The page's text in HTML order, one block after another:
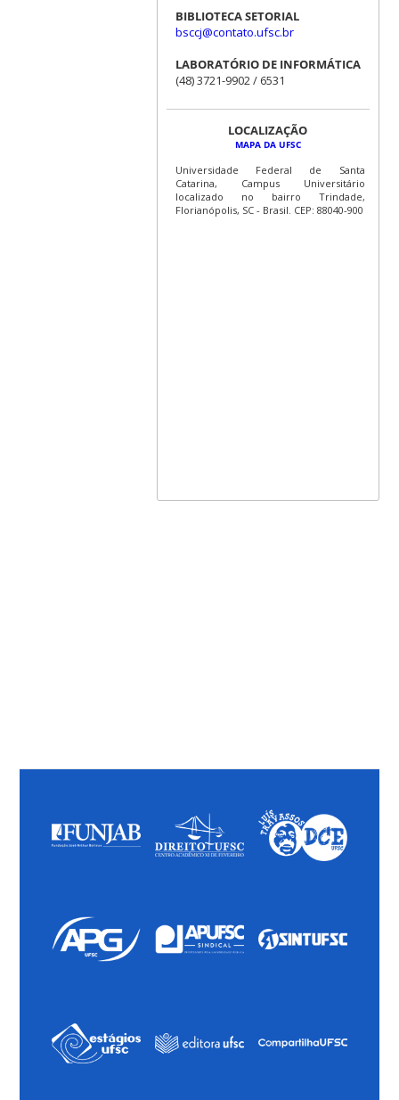
BIBLIOTECA SETORIAL
bsccj@contato.ufsc.br
LABORATÓRIO DE INFORMÁTICA
(48) 3721-9902 / 6531
LOCALIZAÇÃO
MAPA DA UFSC
Universidade Federal de Santa
Catarina, Campus Universitário
localizado no bairro Trindade,
Florianópolis, SC - Brasil. CEP: 88040-900